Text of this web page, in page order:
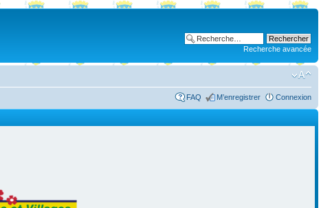
Recherche avancée
FAQ M’enregistrer Connexion